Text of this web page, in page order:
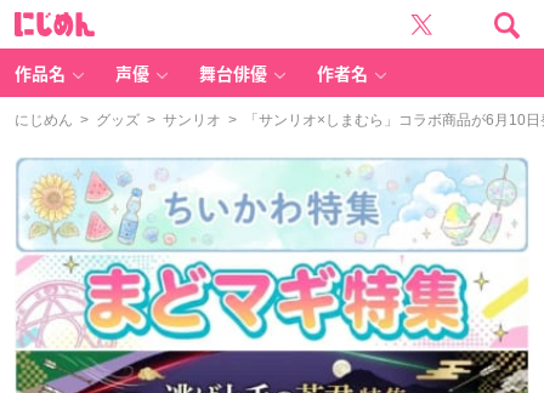
作品名 声優 舞台俳優 作者名
にじめん > グッズ > サンリオ > 「サンリオ×しまむら」コラボ商品が6月10